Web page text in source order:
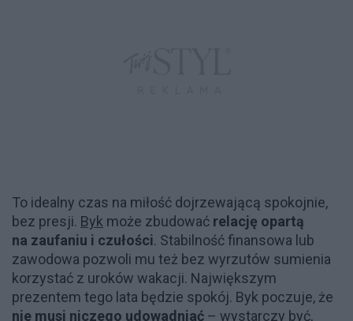
To idealny czas na miłość dojrzewającą spokojnie,
bez presji. Byk może zbudować relację opartą
na zaufaniu i czułości. Stabilność finansowa lub
zawodowa pozwoli mu też bez wyrzutów sumienia
korzystać z uroków wakacji. Największym
prezentem tego lata będzie spokój. Byk poczuje, że
nie musi niczego udowadniać – wystarczy być,